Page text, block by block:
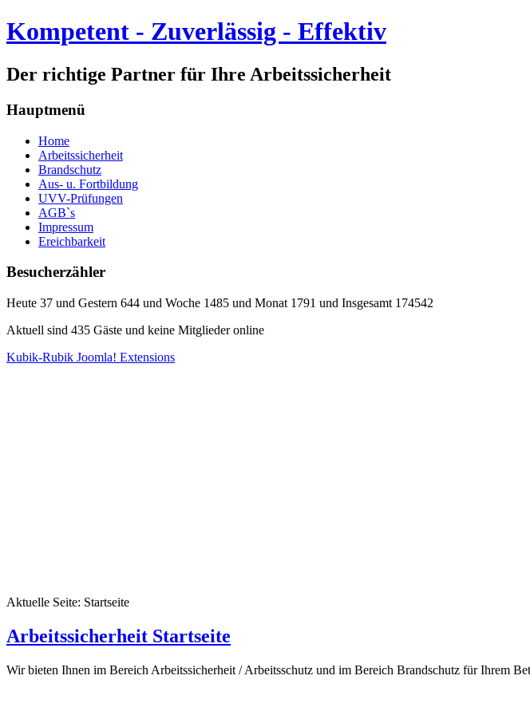
Kompetent - Zuverlässig - Effektiv
Der richtige Partner für Ihre Arbeitssicherheit
Hauptmenü
Home
Arbeitssicherheit
Brandschutz
Aus- u. Fortbildung
UVV-Prüfungen
AGB`s
Impressum
Ereichbarkeit
Besucherzähler
Heute 37 und Gestern 644 und Woche 1485 und Monat 1791 und Insgesamt 174542
Aktuell sind 435 Gäste und keine Mitglieder online
Kubik-Rubik Joomla! Extensions
Aktuelle Seite: Startseite
Arbeitssicherheit Startseite
Wir bieten Ihnen im Bereich Arbeitssicherheit / Arbeitsschutz und im Bereich Brandschutz für Ihrem